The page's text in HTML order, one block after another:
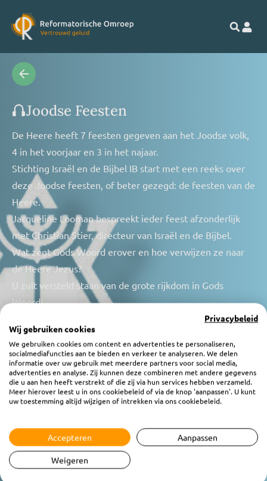
Joodse Feesten
De Heere heeft 7 feesten gegeven aan het Joodse volk,
4 in het voorjaar en 3 in het najaar.
Stichting Israël en de Bijbel IB start met een reeks over
deze Joodse feesten, of beter gezegd: de feesten van de
Heere.
Jacqueline Looman bespreekt ieder feest afzonderlijk
met Christian Stier, directeur van Israël en de Bijbel.
Wat zegt Gods Woord erover en hoe verwijzen ze naar
de Heere Jezus?
U zult versteld staan van de grote rijkdom in Gods
Woord!
Pesach begint met de seidermaaltlijd. De Heere Jezus
heeft Zelf ook die maaltijd gehouden. Wanneer was dat
dan en hoe verwijzen de ingrediënten op de
seiderschotel naar Hem?
En voor wie is eigenlijk die lege stoel aan de seidertafel
Messiasbelijdende Jood Asaf Pelled.
Privacybeleid
Wij gebruiken cookies
We gebruiken cookies om content en advertenties te personaliseren,
socialmediafuncties aan te bieden en verkeer te analyseren. We delen
informatie over uw gebruik met meerdere partners voor social media,
advertenties en analyse. Zij kunnen deze combineren met andere gegevens
die u aan hen heeft verstrekt of die zij via hun services hebben verzameld.
Meer hierover leest u in ons cookiebeleid of via de knop 'aanpassen'. U kunt
uw toestemming altijd wijzigen of intrekken via ons cookiebeleid.
Accepteren Aanpassen
Weigeren